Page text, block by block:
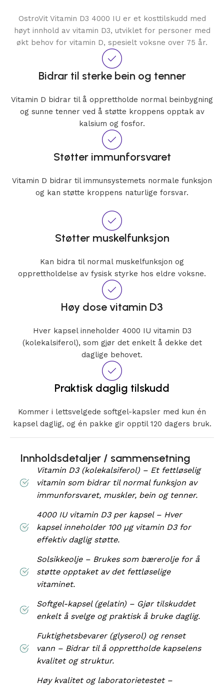
OstroVit Vitamin D3 4000 IU er et kosttilskudd med
høyt innhold av vitamin D3, utviklet for personer med
økt behov for vitamin D, spesielt voksne over 75 år.
Bidrar til sterke bein og tenner
Vitamin D bidrar til å opprettholde normal beinbygning
og sunne tenner ved å støtte kroppens opptak av
kalsium og fosfor.
Støtter immunforsvaret
Vitamin D bidrar til immunsystemets normale funksjon
og kan støtte kroppens naturlige forsvar.
Støtter muskelfunksjon
Kan bidra til normal muskelfunksjon og
opprettholdelse av fysisk styrke hos eldre voksne.
Høy dose vitamin D3
Hver kapsel inneholder 4000 IU vitamin D3
(kolekalsiferol), som gjør det enkelt å dekke det
daglige behovet.
Praktisk daglig tilskudd
Kommer i lettsvelgede softgel-kapsler med kun én
kapsel daglig, og én pakke gir opptil 120 dagers bruk.
Innholdsdetaljer / sammensetning
Vitamin D3 (kolekalsiferol) – Et fettløselig
vitamin som bidrar til normal funksjon av
immunforsvaret, muskler, bein og tenner.
4000 IU vitamin D3 per kapsel – Hver
kapsel inneholder 100 µg vitamin D3 for
effektiv daglig støtte.
Solsikkeolje – Brukes som bærerolje for å
støtte opptaket av det fettløselige
vitaminet.
Softgel-kapsel (gelatin) – Gjør tilskuddet
enkelt å svelge og praktisk å bruke daglig.
Fuktighetsbevarer (glyserol) og renset
vann – Bidrar til å opprettholde kapselens
kvalitet og struktur.
Høy kvalitet og laboratorietestet –